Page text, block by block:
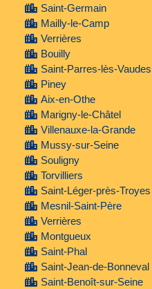
Saint-Germain
Mailly-le-Camp
Verrières
Bouilly
Saint-Parres-lès-Vaudes
Piney
Aix-en-Othe
Marigny-le-Châtel
Villenauxe-la-Grande
Mussy-sur-Seine
Souligny
Torvilliers
Saint-Léger-près-Troyes
Mesnil-Saint-Père
Verrières
Montgueux
Saint-Phal
Saint-Jean-de-Bonneval
Saint-Benoît-sur-Seine